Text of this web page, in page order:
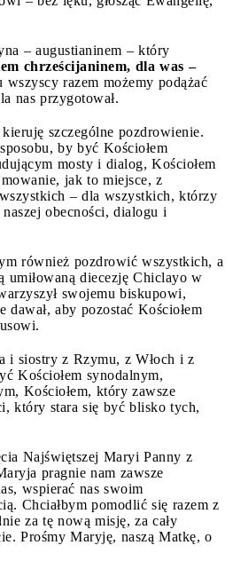
– augustianinem – który
chrześcijaninem, dla was –
wszyscy razem możemy podążać
nas przygotował.
szczególne pozdrowienie.
by być Kościołem
mosty i dialog, Kościołem
jak to miejsce, z
– dla wszystkich, którzy
obecności, dialogu i
również pozdrowić wszystkich, a
umiłowaną diecezję Chiclayo w
swojemu biskupowi,
aby pozostać Kościołem
i siostry z Rzymu, z Włoch i z
Kościołem synodalnym,
Kościołem, który zawsze
który stara się być blisko tych,
Najświętszej Maryi Panny z
pragnie nam zawsze
wspierać nas swoim
Chciałbym pomodlić się razem z
za tę nową misję, za cały
Prośmy Maryję, naszą Matkę, o